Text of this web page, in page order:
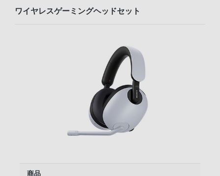
ワイヤレスゲーミングヘッドセット
商品